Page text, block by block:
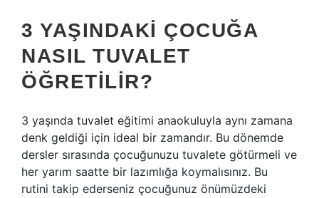
3 YAŞINDAKI ÇOCUĞA
NASIL TUVALET
ÖĞRETILIR?
3 yaşında tuvalet eğitimi anaokuluyla aynı zamana
denk geldiği için ideal bir zamandır. Bu dönemde
dersler sırasında çocuğunuzu tuvalete götürmeli ve
her yarım saatte bir lazımlığa koymalısınız. Bu
rutini takip ederseniz çocuğunuz önümüzdeki